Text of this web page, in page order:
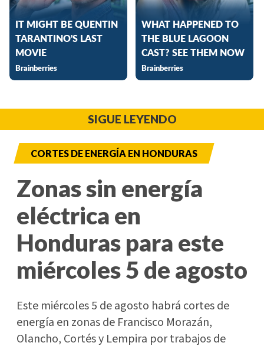
SIGUE LEYENDO
CORTES DE ENERGÍA EN HONDURAS
Zonas sin energía
eléctrica en
Honduras para este
miércoles 5 de agosto
Este miércoles 5 de agosto habrá cortes de
energía en zonas de Francisco Morazán,
Olancho, Cortés y Lempira por trabajos de